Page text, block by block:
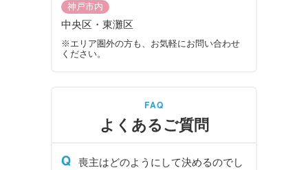
神戸市内
中央区・東灘区
※エリア圏外の方も、お気軽にお問い合わせ
ください。
FAQ
よくあるご質問
Q
喪主はどのようにして決めるのでし